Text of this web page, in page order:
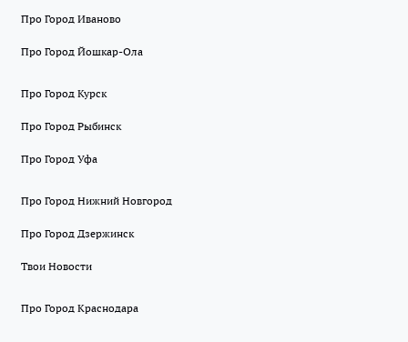
Про Город Иваново
Про Город Йошкар-Ола
Про Город Курск
Про Город Рыбинск
Про Город Уфа
Про Город Нижний Новгород
Про Город Дзержинск
Твои Новости
Про Город Краснодара